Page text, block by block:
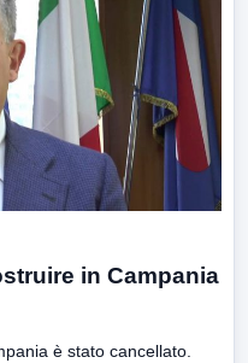
in Campania
è stato cancellato.